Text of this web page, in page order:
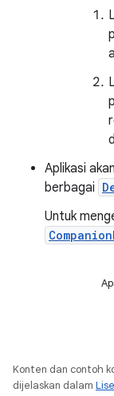
Aplikasi
berbagai
Untuk
Konten dan contoh
dijelaskan dalam